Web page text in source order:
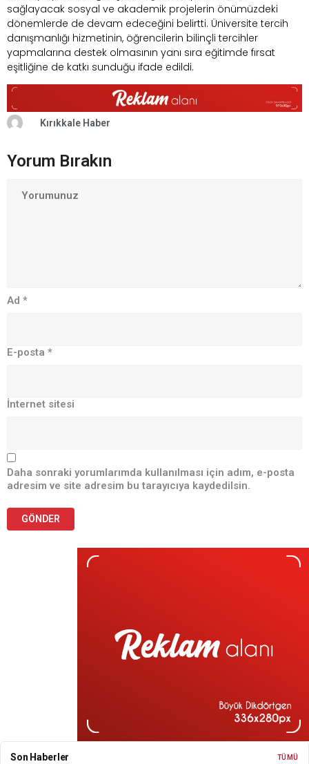
sağlayacak sosyal ve akademik projelerin önümüzdeki
dönemlerde de devam edeceğini belirtti. Üniversite tercih
danışmanlığı hizmetinin, öğrencilerin bilinçli tercihler
yapmalarına destek olmasının yanı sıra eğitimde fırsat
eşitliğine de katkı sunduğu ifade edildi.
Kırıkkale Haber
Yorum Bırakın
Ad *
E-posta *
İnternet sitesi
Daha sonraki yorumlarımda kullanılması için adım, e-posta
adresim ve site adresim bu tarayıcıya kaydedilsin.
Son Haberler TÜMÜ